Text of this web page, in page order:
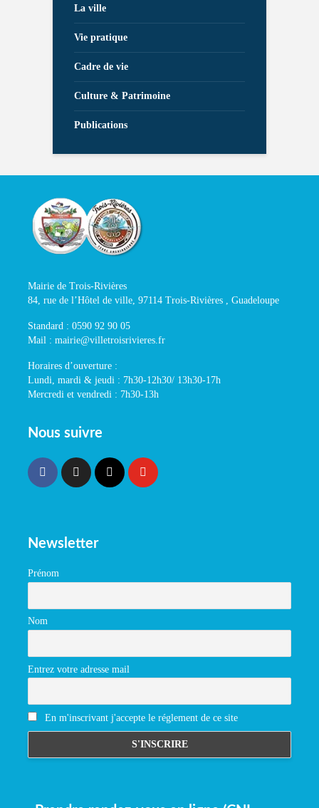
La ville
Vie pratique
Cadre de vie
Culture & Patrimoine
Publications
Mairie de Trois-Rivières
84, rue de l’Hôtel de ville, 97114 Trois-Rivières , Guadeloupe
Standard : 0590 92 90 05
Mail : mairie@villetroisrivieres.fr
Horaires d’ouverture :
Lundi, mardi & jeudi : 7h30-12h30/ 13h30-17h
Mercredi et vendredi : 7h30-13h
Nous suivre
Newsletter
Prénom
Nom
Entrez votre adresse mail
En m'inscrivant j'accepte le réglement de ce site